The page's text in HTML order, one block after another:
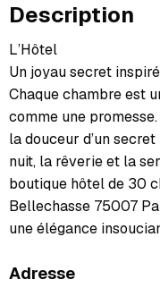
Description
L’Hôtel
Un joyau secret
Chaque chambre est
comme une
la douceur d’un
nuit, la rêverie et la
boutique hôtel de 30
Bellechasse 75007
une élégance
Adresse